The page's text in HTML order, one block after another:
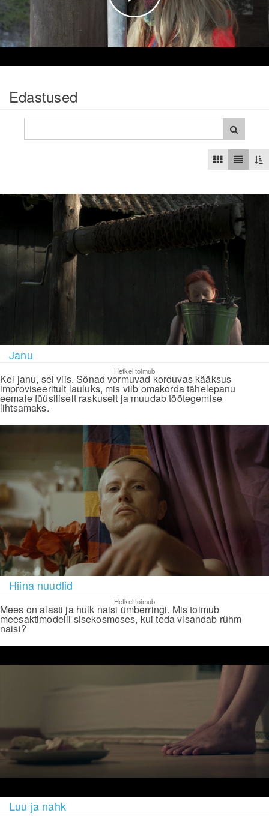
video
Edastused
Janu
Hetkel toimub
Kel janu, sel viis. Sõnad vormuvad korduvas kääksus
improviseeritult lauluks, mis viib omakorda tähelepanu
eemale füüsiliselt raskuselt ja muudab töötegemise
lihtsamaks.
Hiina nuudlid
Hetkel toimub
Mees on alasti ja hulk naisi ümberringi. Mis toimub
meesaktimodelli sisekosmoses, kui teda visandab rühm
naisi?
Luu ja nahk